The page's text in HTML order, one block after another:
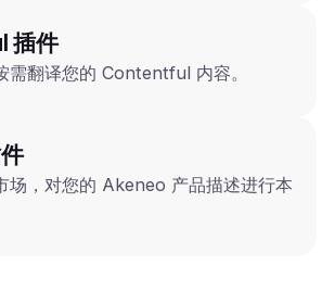
插件
需翻译您的 Contentful 内容。
场，对您的 Akeneo 产品描述进行本